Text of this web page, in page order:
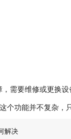
需要维修或更换设
功能并不复杂，
解决